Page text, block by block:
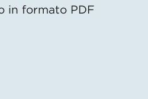
in formato PDF